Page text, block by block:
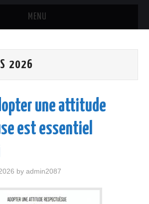
MENU
2026
une attitude
est essentiel
byadmin2087